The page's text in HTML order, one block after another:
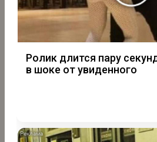
Ролик длится пару
в шоке от увиденного